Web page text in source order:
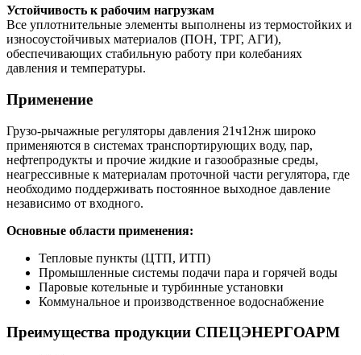
Устойчивость к рабочим нагрузкам
Все уплотнительные элементы выполнены из термостойких и
износоустойчивых материалов (ПОН, ТРГ, АГИ),
обеспечивающих стабильную работу при колебаниях
давления и температуры.
Применение
Грузо-рычажные регуляторы давления 21ч12нж широко
применяются в системах транспортирующих воду, пар,
нефтепродукты и прочие жидкие и газообразные среды,
неагрессивные к материалам проточной части регулятора, где
необходимо поддерживать постоянное выходное давление
независимо от входного.
Основные области применения:
Тепловые пункты (ЦТП, ИТП)
Промышленные системы подачи пара и горячей воды
Паровые котельные и турбинные установки
Коммунальное и производственное водоснабжение
Преимущества продукции СПЕЦЭНЕРГОАРМ